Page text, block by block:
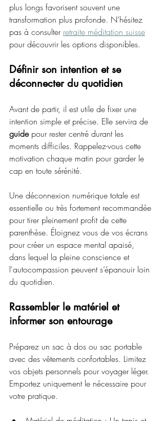
plus longs favorisent souvent une
transformation plus profonde. N’hésitez
pas à consulter retraite méditation suisse
pour découvrir les options disponibles.
Définir son intention et se
déconnecter du quotidien
Avant de partir, il est utile de fixer une
intention simple et précise. Elle servira de
guide pour rester centré durant les
moments difficiles. Rappelez-vous cette
motivation chaque matin pour garder le
cap en toute sérénité.
Une déconnexion numérique totale est
essentielle ou très fortement recommandée
pour tirer pleinement profit de cette
parenthèse. Éloignez vous de vos écrans
pour créer un espace mental apaisé,
dans lequel la pleine conscience et
l'autocompassion peuvent s’épanouir loin
du quotidien.
Rassembler le matériel et
informer son entourage
Préparez un sac à dos ou sac portable
avec des vêtements confortables. Limitez
vos objets personnels pour voyager léger.
Emportez uniquement le nécessaire pour
votre pratique.